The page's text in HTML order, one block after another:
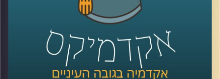
ולמה גם מדינות שלא תלויות בו ישירות, עדיין מושפעות מכל
מה שקורה שם?
כדי להבין את כל זאת ועוד, נמצא איתנו היום אברי שכטר, מנהל
מכון ינאי לביטחון אנרגטי באוניברסיטת רייכמן